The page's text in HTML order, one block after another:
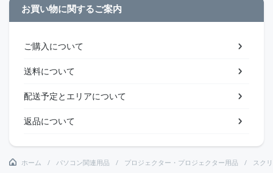
お買い物に関するご案内
ご購入について
送料について
配送予定とエリアについて
返品について
ホーム パソコン関連用品 プロジェクター・プロジェクター用品 スク